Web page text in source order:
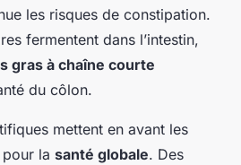
les risques de constipation.
fermentent dans l’intestin,
gras à chaîne courte
du côlon.
mettent en avant les
la santé globale. Des